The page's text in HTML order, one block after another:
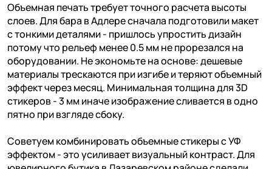
Объемная печать требует точного расчета высоты
слоев. Для бара в Адлере сначала подготовили макет
с тонкими деталями - пришлось упростить дизайн
потому что рельеф менее 0.5 мм не прорезался на
оборудовании. Не экономьте на основе: дешевые
материалы трескаются при изгибе и теряют объемный
эффект через месяц. Минимальная толщина для 3D
стикеров - 3 мм иначе изображение сливается в одно
пятно при взгляде сбоку.
Советуем комбинировать объемные стикеры с УФ
эффектом - это усиливает визуальный контраст. Для